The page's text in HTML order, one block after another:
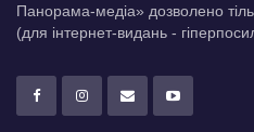
Панорама-медіа» дозволено
(для інтернет-видань -